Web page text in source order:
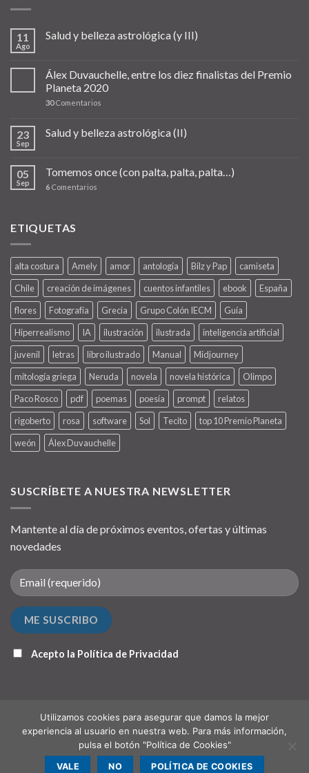
11
Ago
Salud y belleza astrológica (y III)
Álex Duvauchelle, entre los diez finalistas del Premio
Planeta 2020
30Comentarios
23
Sep
Salud y belleza astrológica (II)
05
Sep
Tomemos once (con palta, palta, palta…)
6 Comentarios
ETIQUETAS
alta costura Amely amor antología Bilz y Pap
camiseta
Chile
creación de imágenes cuentos infantiles ebook
España
flores
Fotografía Grecia Grupo Colón IECM
Guía
Hiperrealismo
IA ilustración ilustrada
inteligencia artificial
juvenil
letras libro ilustrado Manual
Midjourney
mitología griega
Neruda novela novela histórica
Olimpo
Paco Rosco
pdf poemas poesía prompt
relatos
rigoberto
rosa software Sol Tecito
top 10 Premio Planeta
weón
Álex Duvauchelle
SUSCRÍBETE A NUESTRA NEWSLETTER
Mantente al día de próximos eventos, ofertas y últimas
novedades
Acepto la Política de Privacidad
QUIÉNES SOMOS
Utilizamos cookies para asegurar que damos la mejor
experiencia al usuario en nuestra web. Para más información,
pulsa el botón "Política de Cookies"
VALE NO POLÍTICA DE COOKIES